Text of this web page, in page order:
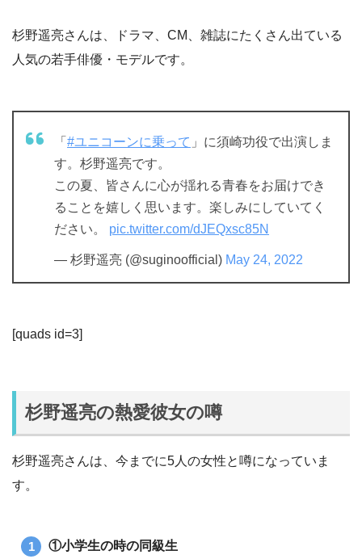
杉野遥亮さんは、ドラマ、CM、雑誌にたくさん出ている
人気の若手俳優・モデルです。
「 #ユニコーンに乗って 」に須崎功役で出演しま
す。杉野遥亮です。
この夏、皆さんに心が揺れる青春をお届けでき
ることを嬉しく思います。楽しみにしていてく
ださい。 pic.twitter.com/dJEQxsc85N
— 杉野遥亮 (@suginoofficial) May 24, 2022
[quads id=3]
杉野遥亮の熱愛彼女の噂
杉野遥亮さんは、今までに5人の女性と噂になっていま
す。
①小学生の時の同級生